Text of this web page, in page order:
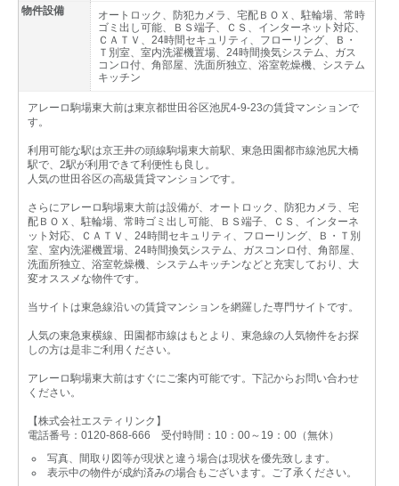
物件設備
オートロック、防犯カメラ、宅配ＢＯＸ、駐輪場、常時
ゴミ出し可能、ＢＳ端子、ＣＳ、インターネット対応、
ＣＡＴＶ、24時間セキュリティ、フローリング、Ｂ・
Ｔ別室、室内洗濯機置場、24時間換気システム、ガス
コンロ付、角部屋、洗面所独立、浴室乾燥機、システム
キッチン
アレーロ駒場東大前は東京都世田谷区池尻4-9-23の賃貸マンションで
す。
利用可能な駅は京王井の頭線駒場東大前駅、東急田園都市線池尻大橋
駅で、2駅が利用できて利便性も良し。
人気の世田谷区の高級賃貸マンションです。
さらにアレーロ駒場東大前は設備が、オートロック、防犯カメラ、宅
配ＢＯＸ、駐輪場、常時ゴミ出し可能、ＢＳ端子、ＣＳ、インターネ
ット対応、ＣＡＴＶ、24時間セキュリティ、フローリング、Ｂ・Ｔ別
室、室内洗濯機置場、24時間換気システム、ガスコンロ付、角部屋、
洗面所独立、浴室乾燥機、システムキッチンなどと充実しており、大
変オススメな物件です。
当サイトは東急線沿いの賃貸マンションを網羅した専門サイトです。
人気の東急東横線、田園都市線はもとより、東急線の人気物件をお探
しの方は是非ご利用ください。
アレーロ駒場東大前はすぐにご案内可能です。下記からお問い合わせ
ください。
【株式会社エスティリンク】
電話番号：0120-868-666 受付時間：10：00～19：00（無休）
写真、間取り図等が現状と違う場合は現状を優先致します。
表示中の物件が成約済みの場合もございます。ご了承ください。